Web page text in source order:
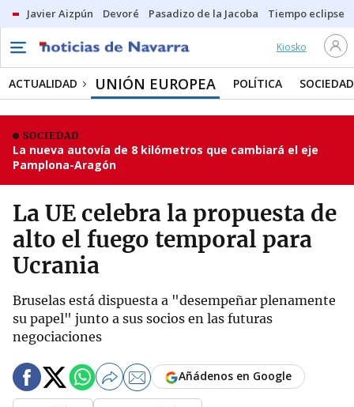
Javier Aizpún Devoré Pasadizo de la Jacoba Tiempo eclipse
Kiosko
ACTUALIDAD UNIÓN EUROPEA POLÍTICA SOCIEDAD
SOCIEDAD
La nueva autovía de 8 kilómetros que cambiará el eje
Pamplona-Aragón
La UE celebra la propuesta de
alto el fuego temporal para
Ucrania
Bruselas está dispuesta a "desempeñar plenamente
su papel" junto a sus socios en las futuras
negociaciones
Añádenos en Google